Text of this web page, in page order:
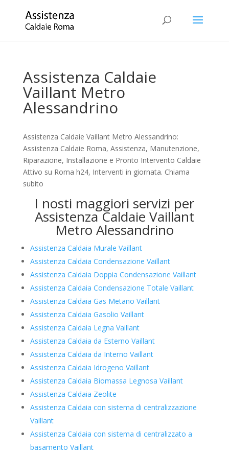
Assistenza Caldaie
Vaillant Metro
Alessandrino
Assistenza Caldaie Vaillant Metro Alessandrino:
Assistenza Caldaie Roma, Assistenza, Manutenzione,
Riparazione, Installazione e Pronto Intervento Caldaie
Attivo su Roma h24, Interventi in giornata. Chiama
subito
I nosti maggiori servizi per
Assistenza Caldaie Vaillant
Metro Alessandrino
Assistenza Caldaia Murale Vaillant
Assistenza Caldaia Condensazione Vaillant
Assistenza Caldaia Doppia Condensazione Vaillant
Assistenza Caldaia Condensazione Totale Vaillant
Assistenza Caldaia Gas Metano Vaillant
Assistenza Caldaia Gasolio Vaillant
Assistenza Caldaia Legna Vaillant
Assistenza Caldaia da Esterno Vaillant
Assistenza Caldaia da Interno Vaillant
Assistenza Caldaia Idrogeno Vaillant
Assistenza Caldaia Biomassa Legnosa Vaillant
Assistenza Caldaia Zeolite
Assistenza Caldaia con sistema di centralizzazione
Vaillant
Assistenza Caldaia con sistema di centralizzato a
basamento Vaillant